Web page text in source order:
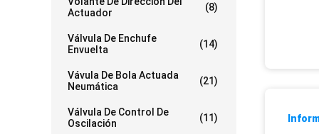
Actuador
(8)
Válvula De Enchufe
Envuelta
(14)
Vávula De Bola Actuada
Neumática
(21)
Válvula De Control De
Oscilación
(11)